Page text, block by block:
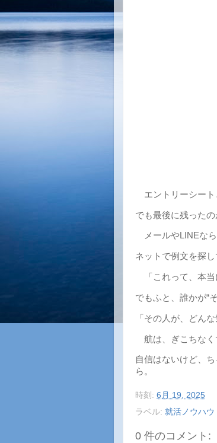
エントリーシート
でも最後に残ったの
メールやLINEなら
ネットで例文を探
「これって、本当
でもふと、誰かが“
「その人が、どん
航は、ぎこちなく
自信はないけど、
ら。
時刻: 6月 19, 2025
ラベル: 就活ノウハウ
0 件のコメント: